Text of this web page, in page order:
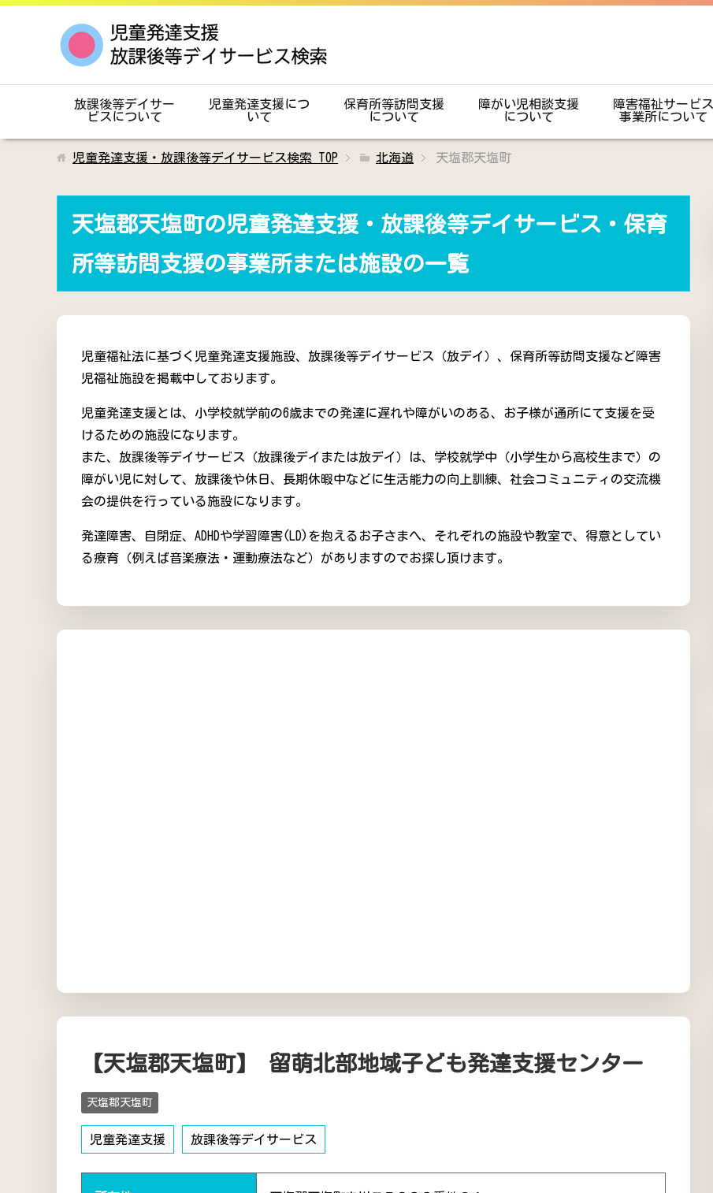
放課後等デイサー
ビスについて
児童発達支援につ
いて
保育所等訪問支援
について
障がい児相談支援
について
障害福祉サービス
事業所について
児童発達支援・放課後等デイサービス検索 TOP 北海道 天塩郡天塩町
天塩郡天塩町の児童発達支援・放課後等デイサービス・保育
所等訪問支援の事業所または施設の一覧
児童福祉法に基づく児童発達支援施設、放課後等デイサービス（放デイ）、保育所等訪問支援など障害
児福祉施設を掲載中しております。
児童発達支援とは、小学校就学前の6歳までの発達に遅れや障がいのある、お子様が通所にて支援を受
けるための施設になります。
また、放課後等デイサービス（放課後デイまたは放デイ）は、学校就学中（小学生から高校生まで）の
障がい児に対して、放課後や休日、長期休暇中などに生活能力の向上訓練、社会コミュニティの交流機
会の提供を行っている施設になります。
発達障害、自閉症、ADHDや学習障害(LD)を抱えるお子さまへ、それぞれの施設や教室で、得意としてい
る療育（例えば音楽療法・運動療法など）がありますのでお探し頂けます。
【天塩郡天塩町】 留萌北部地域子ども発達支援センター
天塩郡天塩町
児童発達支援 放課後等デイサービス